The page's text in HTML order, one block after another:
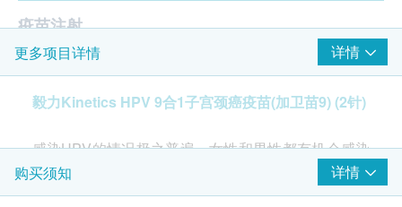
疫苗注射
注射疫苗前由醫護人員负责注射评估
由注册医生/医护人员负责注射程序
更多项目详情 详情
毅力Kinetics HPV 9合1子宫颈癌疫苗(加卫苗9) (2针)
感染HPV的情况极之普遍，女性和男性都有机会感染
HPV病毒，由初次性接触开始，风险已经存在。 HPV
并非只靠性交传播，单单生殖器部位的皮肤接触已可
购买须知 详情